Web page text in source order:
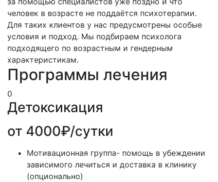
человек в возрасте не поддаётся психотерапии.
Для таких клиентов у нас предусмотрены особые
условия и подход. Мы подбираем психолога
подходящего по возрастным и гендерным
характеристикам.
Программы лечения
0
Детоксикация
от 4000₽/сутки
Мотивационная группа- помощь в убеждении
зависимого лечиться и доставка в клинику
(опционально)